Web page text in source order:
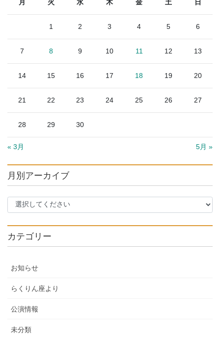
月 火 水 木 金 土 日
1 2 3 4 5 6
7 8 9 10 11 12 13
14 15 16 17 18 19 20
21 22 23 24 25 26 27
28 29 30
« 3月 5月 »
月別アーカイブ
カテゴリー
お知らせ
らくりん座より
公演情報
未分類